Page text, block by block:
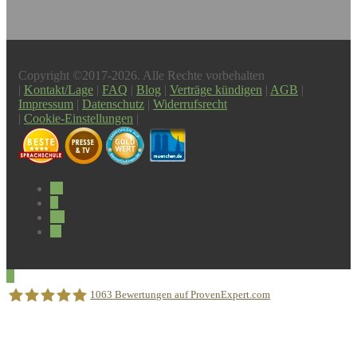
Copyright ©2017-2026. Alle Rechte vorbehalten
| Kontakt/Lage | FAQ | Blog | Verträge kündigen | AGB |
Impressum | Datenschutz | Widerrufsrecht
| Cookie-Einstellungen |
1063 Bewertungen auf ProvenExpert.com